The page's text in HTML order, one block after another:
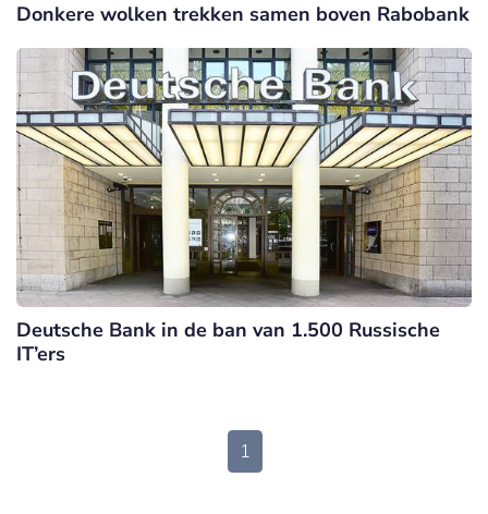
Donkere wolken trekken samen boven Rabobank
Deutsche Bank in de ban van 1.500 Russische
IT’ers
1